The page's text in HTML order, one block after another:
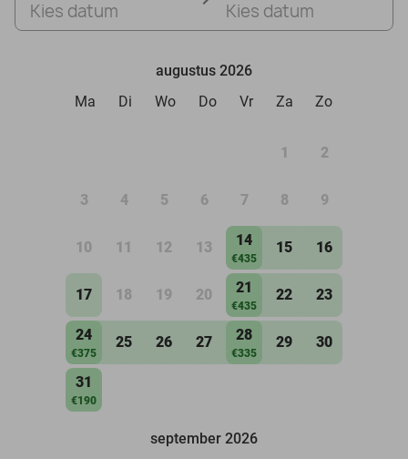
Kies datum Kies datum
augustus 2026
Ma
Di Wo Do Vr Za Zo
1 2
3 4 5 6 7 8 9
10 11 12 13 14
€435
15 16
17 18 19 20 21
€435
22 23
24
€375
25 26 27 28
€335
29 30
31
€190
september 2026